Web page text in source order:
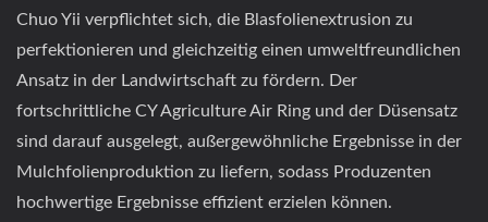
Chuo Yii verpflichtet sich, die Blasfolienextrusion zu
perfektionieren und gleichzeitig einen umweltfreundlichen
Ansatz in der Landwirtschaft zu fördern. Der
fortschrittliche CY Agriculture Air Ring und der Düsensatz
sind darauf ausgelegt, außergewöhnliche Ergebnisse in der
Mulchfolienproduktion zu liefern, sodass Produzenten
hochwertige Ergebnisse effizient erzielen können.